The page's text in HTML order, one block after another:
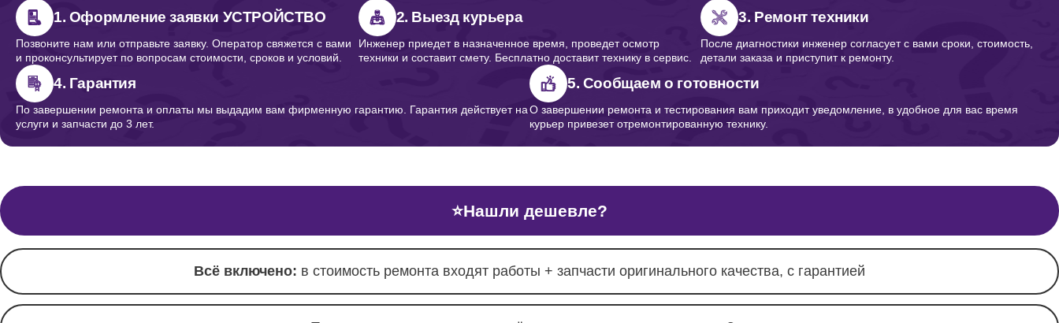
Yamaha1. Оформление заявки УСТРОЙСТВО
Позвоните нам или отправьте заявку. Оператор свяжется с вами
и проконсультирует по вопросам стоимости, сроков и условий.
2. Выезд курьера
Инженер приедет в назначенное время, проведет осмотр
техники и составит смету. Бесплатно доставит технику в сервис.
3. Ремонт техники
После диагностики инженер согласует с вами сроки, стоимость,
детали заказа и приступит к ремонту.
4. Гарантия
По завершении ремонта и оплаты мы выдадим вам фирменную гарантию. Гарантия действует на
услуги и запчасти до 3 лет.
5. Сообщаем о готовности
О завершении ремонта и тестирования вам приходит уведомление, в удобное для вас время
курьер привезет отремонтированную технику.
⭐Нашли дешевле?
Всё включено: в стоимость ремонта входят работы + запчасти оригинального качества, с гарантией